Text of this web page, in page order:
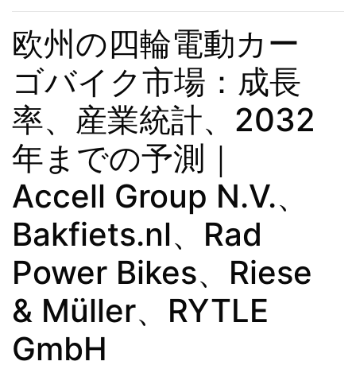
欧州の四輪電動カー
ゴバイク市場：成長
率、産業統計、2032
年までの予測｜
Accell Group N.V.、
Bakfiets.nl、Rad
Power Bikes、Riese
& Müller、RYTLE
GmbH